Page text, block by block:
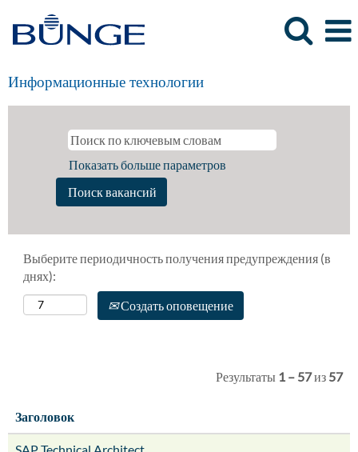
Информационные технологии
Показать больше параметров
Выберите периодичность получения предупреждения (в
днях):
Создать оповещение
Результаты 1 – 57из 57
Заголовок